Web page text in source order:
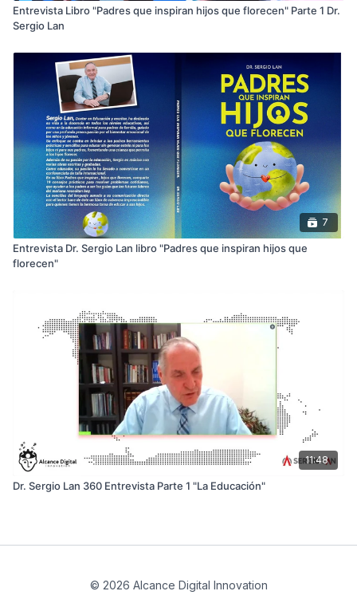
Entrevista Libro "Padres que inspiran hijos que florecen" Parte 1 Dr.
Sergio Lan
7
Entrevista Dr. Sergio Lan libro "Padres que inspiran hijos que
florecen"
11:48
Dr. Sergio Lan 360 Entrevista Parte 1 "La Educación"
© 2026 Alcance Digital Innovation